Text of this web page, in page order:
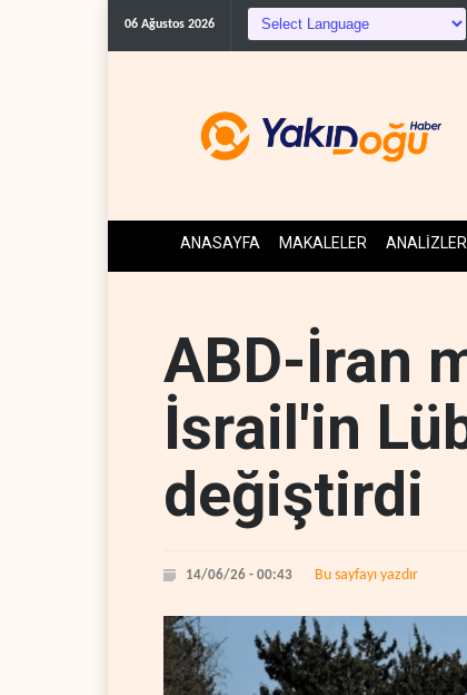
06 Ağustos 2026 Trump,
ANASAYFA MAKALELER ANALİZLER
ABD-İran
İsrail'in
değiştirdi
14/06/26 - 00:43 Bu sayfayı yazdır